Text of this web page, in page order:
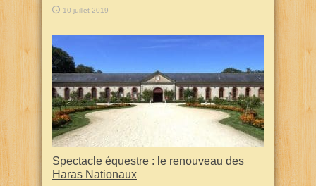
10 juillet 2019
Spectacle équestre : le renouveau des
Haras Nationaux